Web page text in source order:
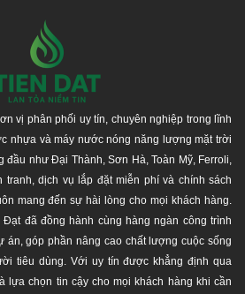
1800 646486(miễn phí)
để nhận được tư vấn miễn phí
và giá ưu đãi!
vị phân phối uy tín, chuyên nghiệp trong lĩnh
nhựa và máy nước nóng năng lượng mặt trời
như Đại Thành, Sơn Hà, Toàn Mỹ, Ferroli,
tranh, dịch vụ lắp đặt miễn phí và chính sách
mang đến sự hài lòng cho mọi khách hàng.
đã đồng hành cùng hàng ngàn công trình
án, góp phần nâng cao chất lượng cuộc sống
tiêu dùng. Với uy tín được khẳng định qua
lựa chọn tin cậy cho mọi khách hàng khi cần